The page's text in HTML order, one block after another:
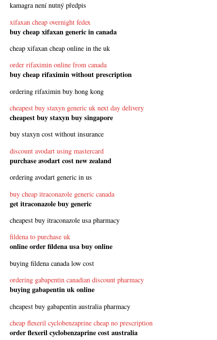
kamagra není nutný předpis
xifaxan cheap overnight fedex
buy cheap xifaxan generic in canada
cheap xifaxan cheap online in the uk
order rifaximin online from canada
buy cheap rifaximin without prescription
ordering rifaximin buy hong kong
cheapest buy staxyn generic uk next day delivery
cheapest buy staxyn buy singapore
buy staxyn cost without insurance
discount avodart using mastercard
purchase avodart cost new zealand
ordering avodart generic in us
buy cheap itraconazole generic canada
get itraconazole buy generic
cheapest buy itraconazole usa pharmacy
fildena to purchase uk
online order fildena usa buy online
buying fildena canada low cost
ordering gabapentin canadian discount pharmacy
buying gabapentin uk online
cheapest buy gabapentin australia pharmacy
cheap flexeril cyclobenzaprine cheap no prescription
order flexeril cyclobenzaprine cost australia